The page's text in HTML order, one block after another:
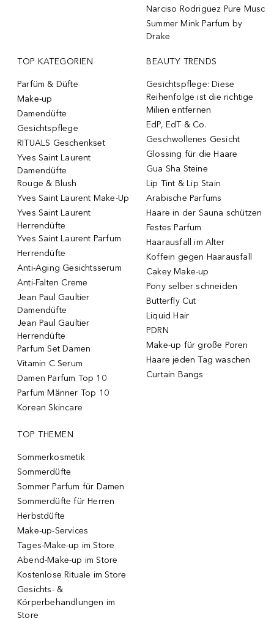
Narciso Rodriguez Pure Musc
Summer Mink Parfum by
Drake
TOP KATEGORIEN
Parfüm & Düfte
Make-up
Damendüfte
Gesichtspflege
RITUALS Geschenkset
Yves Saint Laurent
Damendüfte
Rouge & Blush
Yves Saint Laurent Make-Up
Yves Saint Laurent
Herrendüfte
Yves Saint Laurent Parfum
Herrendüfte
Anti-Aging Gesichtsserum
Anti-Falten Creme
Jean Paul Gaultier
Damendüfte
Jean Paul Gaultier
Herrendüfte
Parfum Set Damen
Vitamin C Serum
Damen Parfum Top 10
Parfum Männer Top 10
Korean Skincare
BEAUTY TRENDS
Gesichtspflege: Diese
Reihenfolge ist die richtige
Milien entfernen
EdP, EdT & Co.
Geschwollenes Gesicht
Glossing für die Haare
Gua Sha Steine
Lip Tint & Lip Stain
Arabische Parfums
Haare in der Sauna schützen
Festes Parfum
Haarausfall im Alter
Koffein gegen Haarausfall
Cakey Make-up
Pony selber schneiden
Butterfly Cut
Liquid Hair
PDRN
Make-up für große Poren
Haare jeden Tag waschen
Curtain Bangs
TOP THEMEN
Sommerkosmetik
Sommerdüfte
Sommer Parfum für Damen
Sommerdüfte für Herren
Herbstdüfte
Make-up-Services
Tages-Make-up im Store
Abend-Make-up im Store
Kostenlose Rituale im Store
Gesichts- &
Körperbehandlungen im
Store